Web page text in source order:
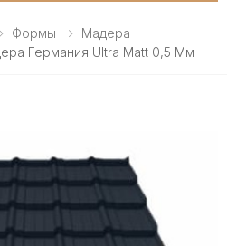
Формы
Мадера
Германия Ultra Matt 0,5 Мм